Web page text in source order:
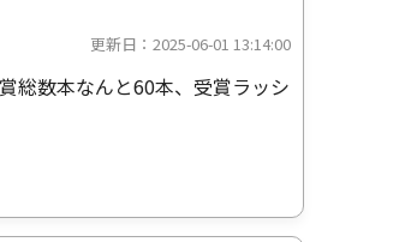
更新日：2025-06-01 13:14:00
総数本なんと60本、受賞ラッシ